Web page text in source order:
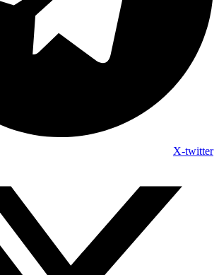
X-twitter